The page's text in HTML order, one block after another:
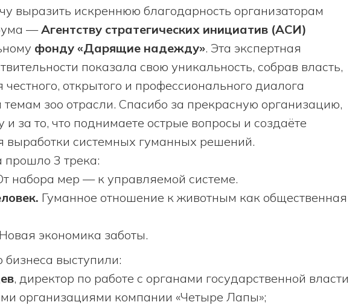
выразить искреннюю благодарность организаторам
—Агентству стратегических инициатив (АСИ)
фонду «Дарящие надежду». Эта экспертная
показала свою уникальность, собрав власть,
открытого и профессионального диалога
зоо отрасли. Спасибо за прекрасную организацию,
и за то, что поднимаете острые вопросы и создаёте
выработки системных гуманных решений.
3 трека:
набора мер — к управляемой системе.
Гуманное отношение к животным как общественная
Новая экономика заботы.
бизнеса выступили:
, директор по работе с органами государственной власти
организациями компании «Четыре Лапы»;